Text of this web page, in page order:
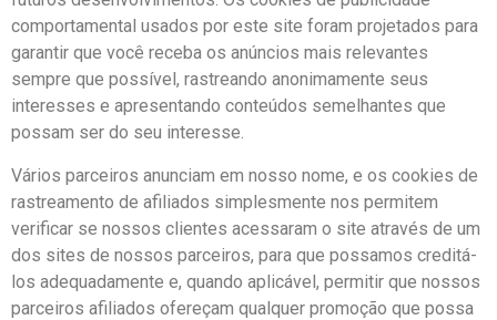
comportamental usados por este site foram projetados para
garantir que você receba os anúncios mais relevantes
sempre que possível, rastreando anonimamente seus
interesses e apresentando conteúdos semelhantes que
possam ser do seu interesse.
Vários parceiros anunciam em nosso nome, e os cookies de
rastreamento de afiliados simplesmente nos permitem
verificar se nossos clientes acessaram o site através de um
dos sites de nossos parceiros, para que possamos creditá-
los adequadamente e, quando aplicável, permitir que nossos
parceiros afiliados ofereçam qualquer promoção que possa